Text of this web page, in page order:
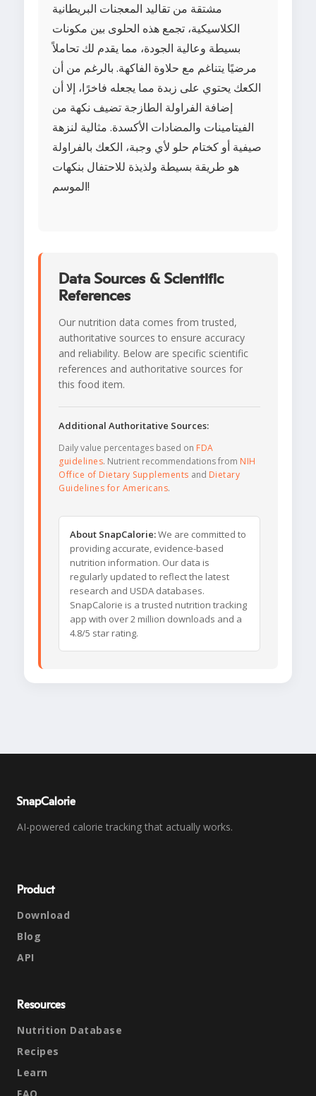
مشتقة من تقاليد المعجنات البريطانية
الكلاسيكية، تجمع هذه الحلوى بين مكونات
بسيطة وعالية الجودة، مما يقدم لك تحاملاً
مرضيًا يتناغم مع حلاوة الفاكهة. بالرغم من أن
الكعك يحتوي على زبدة مما يجعله فاخرًا، إلا أن
إضافة الفراولة الطازجة تضيف نكهة من
الفيتامينات والمضادات الأكسدة. مثالية لنزهة
صيفية أو كختام حلو لأي وجبة، الكعك بالفراولة
هو طريقة بسيطة ولذيذة للاحتفال بنكهات
الموسم!
Data Sources & Scientific
References
Our nutrition data comes from trusted,
authoritative sources to ensure accuracy
and reliability. Below are specific scientific
references and authoritative sources for
this food item.
Additional Authoritative Sources:
Daily value percentages based on FDA
guidelines. Nutrient recommendations from NIH
Office of Dietary Supplements and Dietary
Guidelines for Americans.
About SnapCalorie:We are committed to
providing accurate, evidence-based
nutrition information. Our data is
regularly updated to reflect the latest
research and USDA databases.
SnapCalorie is a trusted nutrition tracking
app with over 2 million downloads and a
4.8/5 star rating.
SnapCalorie
AI-powered calorie tracking that actually works.
Product
Download
Blog
API
Resources
Nutrition Database
Recipes
Learn